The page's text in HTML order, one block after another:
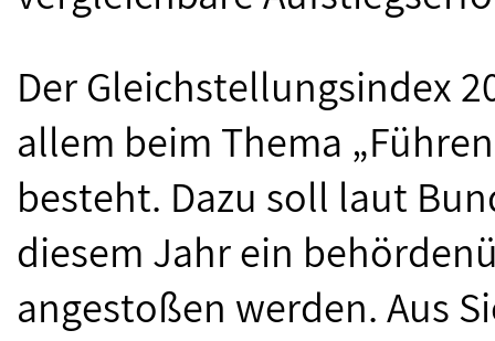
Der Gleichstellungsindex
allem beim Thema
besteht. Dazu soll laut
diesem Jahr ein
angestoßen werden. Aus